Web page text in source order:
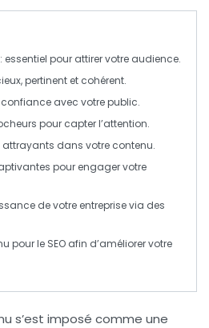
: essentiel pour attirer votre audience.
,pertinent et cohérent.
avec votre public.
pour capter l’attention.
attrayants dans votre contenu.
pour engager votre
de votre entreprisevia des
pour le SEO afin d’améliorer votre
s’est imposé comme une